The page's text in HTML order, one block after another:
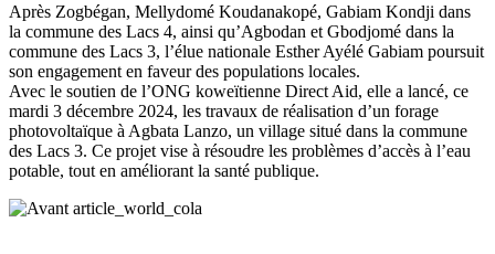
Après Zogbégan, Mellydomé Koudanakopé, Gabiam Kondji dans
la commune des Lacs 4, ainsi qu’Agbodan et Gbodjomé dans la
commune des Lacs 3, l’élue nationale Esther Ayélé Gabiam poursuit
son engagement en faveur des populations locales.
Avec le soutien de l’ONG koweïtienne Direct Aid, elle a lancé, ce
mardi 3 décembre 2024, les travaux de réalisation d’un forage
photovoltaïque à Agbata Lanzo, un village situé dans la commune
des Lacs 3. Ce projet vise à résoudre les problèmes d’accès à l’eau
potable, tout en améliorant la santé publique.